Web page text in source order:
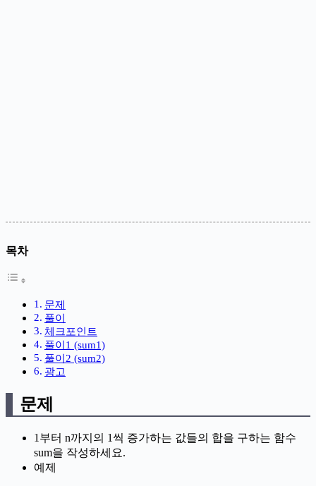
목차
문제
풀이
체크포인트
풀이1 (sum1)
풀이2 (sum2)
광고
문제
1부터 n까지의 1씩 증가하는 값들의 합을 구하는 함수
sum을 작성하세요.
예제